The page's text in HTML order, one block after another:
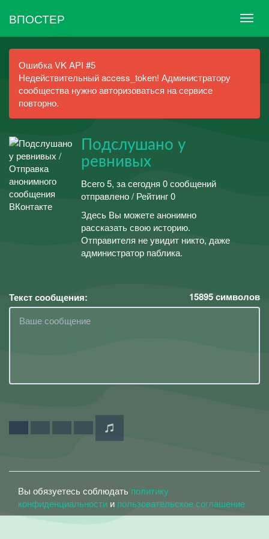
ВПОСТЕР
Ошибка VK API #5
Недействительный access_token! Администратору
сообщества нужно авторизоваться на сервисе
повторно.
Подслушано у
ревнивых
Всего 5, за сегодня 0 сообщений
отправлено / Рейтинг 0
Здесь Вы можете анонимно
рассказать свою историю.
Отправителя не увидит никто, даже
администратор паблика.
Текст сообщения: 15895символов
Вы обязуетесь соблюдать политику
конфиденциальности и пользовательское соглашение